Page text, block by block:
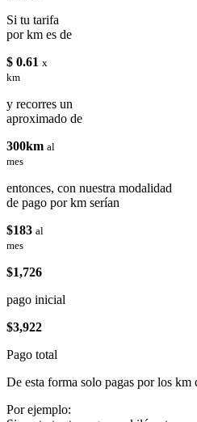
Si tu tarifa
por km es de
$ 0.61 x
km
y recorres un
aproximado de
300km al
mes
entonces, con nuestra modalidad
de pago por km serían
$183 al
mes
$1,726
pago inicial
$3,922
Pago total
De esta forma solo pagas por los km
Por ejemplo: